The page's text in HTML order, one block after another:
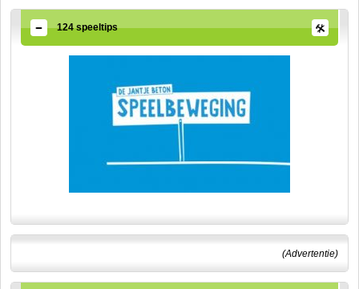
124 speeltips
(Advertentie)